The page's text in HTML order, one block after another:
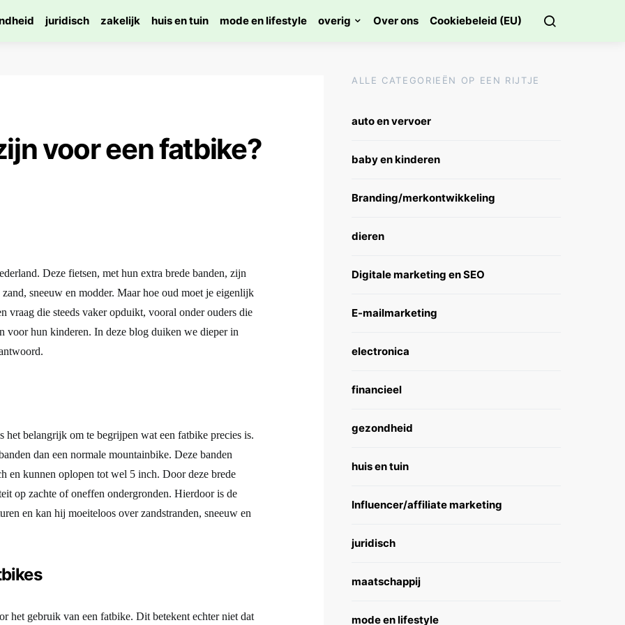
juridisch zakelijk huis en tuin mode en lifestyle overig Over ons Cookiebeleid (EU)
voor een fatbike?
Deze fietsen, met hun extra brede banden, zijn
sneeuw en modder. Maar hoe oud moet je eigenlijk
vraag die steeds vaker opduikt, vooral onder ouders die
voor hun kinderen. In deze blog duiken we dieper in
het belangrijk om te begrijpen wat een fatbike precies is.
dan een normale mountainbike. Deze banden
en kunnen oplopen tot wel 5 inch. Door deze brede
op zachte of oneffen ondergronden. Hierdoor is de
en kan hij moeiteloos over zandstranden, sneeuw en
het gebruik van een fatbike. Dit betekent echter niet dat
ALLE CATEGORIEËN OP EEN RIJTJE
auto en vervoer
baby en kinderen
Branding/merkontwikkeling
dieren
Digitale marketing en SEO
E-mailmarketing
electronica
financieel
gezondheid
huis en tuin
Influencer/affiliate marketing
juridisch
maatschappij
mode en lifestyle